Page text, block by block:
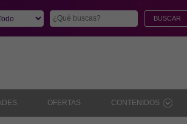
OFERTAS CONTENIDOS